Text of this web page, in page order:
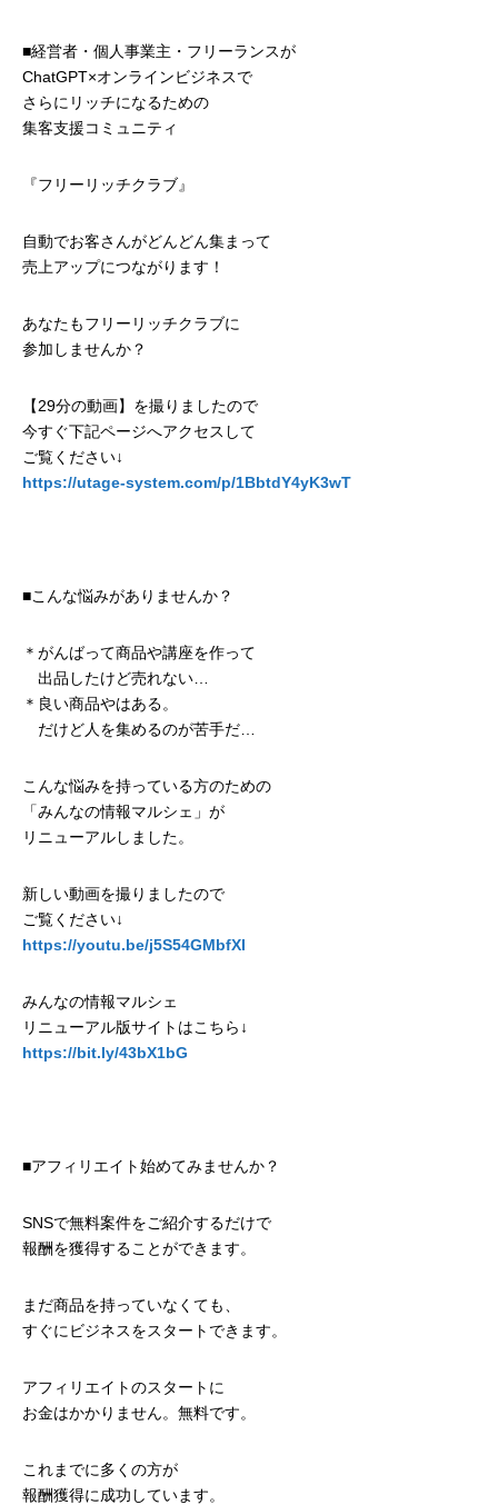
■経営者・個人事業主・フリーランスが
ChatGPT×オンラインビジネスで
さらにリッチになるための
集客支援コミュニティ
『フリーリッチクラブ』
自動でお客さんがどんどん集まって
売上アップにつながります！
あなたもフリーリッチクラブに
参加しませんか？
【29分の動画】を撮りましたので
今すぐ下記ページへアクセスして
ご覧ください↓
https://utage-system.com/p/1BbtdY4yK3wT
■こんな悩みがありませんか？
＊がんばって商品や講座を作って
出品したけど売れない…
＊良い商品やはある。
だけど人を集めるのが苦手だ…
こんな悩みを持っている方のための
「みんなの情報マルシェ」が
リニューアルしました。
新しい動画を撮りましたので
ご覧ください↓
https://youtu.be/j5S54GMbfXI
みんなの情報マルシェ
リニューアル版サイトはこちら↓
https://bit.ly/43bX1bG
■アフィリエイト始めてみませんか？
SNSで無料案件をご紹介するだけで
報酬を獲得することができます。
まだ商品を持っていなくても、
すぐにビジネスをスタートできます。
アフィリエイトのスタートに
お金はかかりません。無料です。
これまでに多くの方が
報酬獲得に成功しています。